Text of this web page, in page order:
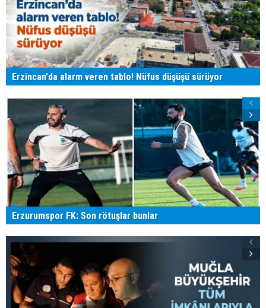
Erzincan'da alarm veren tablo! Nüfus düşüşü sürüyor
Erzurumspor FK: Son rötuşlar bunlar